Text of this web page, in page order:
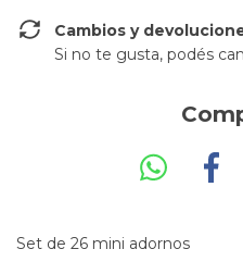
Cambios y
Si no te gusta, podés
Set de 26 mini adornos